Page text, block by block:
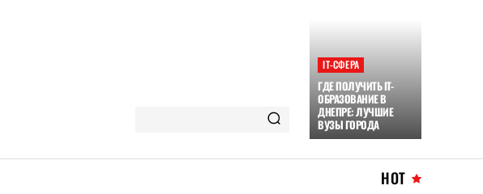
ІТ-СФЕРА
ГДЕ ПОЛУЧИТЬ IT-
ОБРАЗОВАНИЕ В
ДНЕПРЕ: ЛУЧШИЕ
ВУЗЫ ГОРОДА
HOT